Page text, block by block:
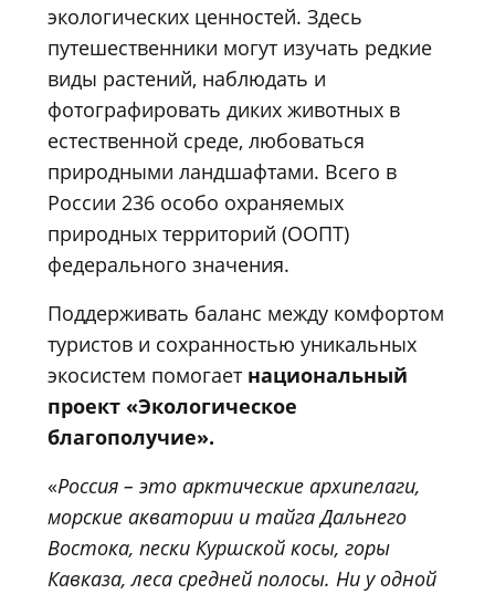
экологических ценностей. Здесь
путешественники могут изучать редкие
виды растений, наблюдать и
фотографировать диких животных в
естественной среде, любоваться
природными ландшафтами. Всего в
России 236 особо охраняемых
природных территорий (ООПТ)
федерального значения.
Поддерживать баланс между комфортом
туристов и сохранностью уникальных
экосистем помогает национальный
проект «Экологическое
благополучие».
«Россия – это арктические архипелаги,
морские акватории и тайга Дальнего
Востока, пески Куршской косы, горы
Кавказа, леса средней полосы. Ни у одной